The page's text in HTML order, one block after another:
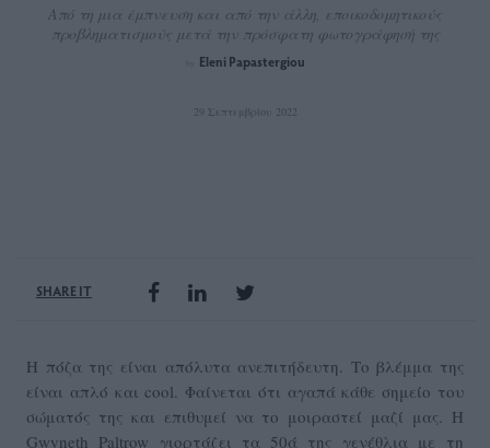
Από τη μια έμπνευση και από την άλλη, εποικοδομητικούς
προβληματισμούς μετά την πρόσφατη φωτογράφησή της
Eleni Papastergiou
29 Σεπτεμβρίου 2022
SHARE IT
Η πόζα της είναι απόλυτα ανεπιτήδευτη. Το βλέμμα της
είναι απλό και cool. Φαίνεται ότι αγαπά κάθε σημείο του
σώματός της και επιθυμεί να το μοιραστεί μαζί μας. Η
Gwyneth Paltrow γιορτάζει τα 50ά της γενέθλια με τη